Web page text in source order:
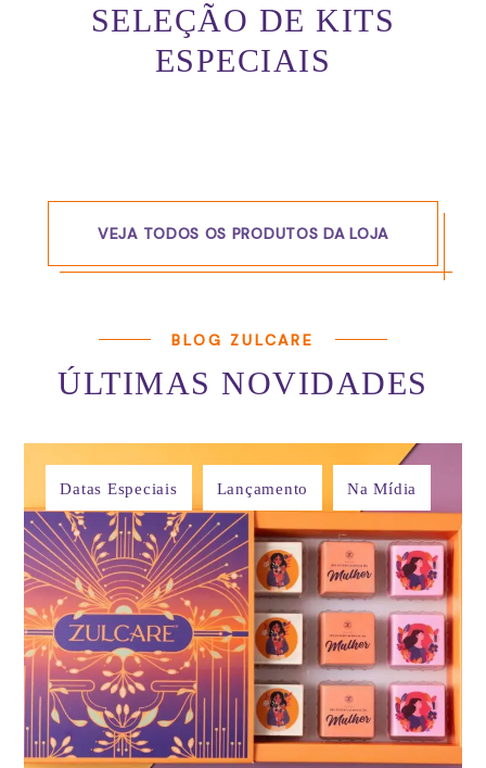
SELEÇÃO DE KITS
ESPECIAIS
VEJA TODOS OS PRODUTOS DA LOJA
BLOG ZULCARE
ÚLTIMAS NOVIDADES
Datas Especiais Lançamento Na Mídia